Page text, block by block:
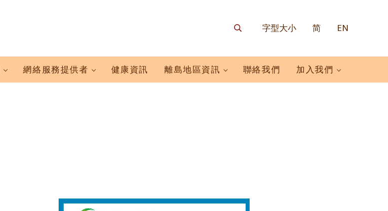
搜尋 字型大小 简 EN
網絡服務提供者 健康資訊 離島地區資訊 聯絡我們 加入我們